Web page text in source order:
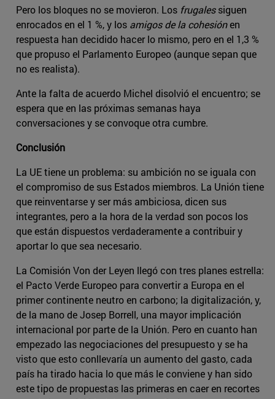
Pero los bloques no se movieron. Los frugalessiguen
enrocados en el 1 %, y los amigos de la cohesiónen
respuesta han decidido hacer lo mismo, pero en el 1,3 %
que propuso el Parlamento Europeo (aunque sepan que
no es realista).
Ante la falta de acuerdo Michel disolvió el encuentro; se
espera que en las próximas semanas haya
conversaciones y se convoque otra cumbre.
Conclusión
La UE tiene un problema: su ambición no se iguala con
el compromiso de sus Estados miembros. La Unión tiene
que reinventarse y ser más ambiciosa, dicen sus
integrantes, pero a la hora de la verdad son pocos los
que están dispuestos verdaderamente a contribuir y
aportar lo que sea necesario.
La Comisión Von der Leyen llegó con tres planes estrella:
el Pacto Verde Europeo para convertir a Europa en el
primer continente neutro en carbono; la digitalización, y,
de la mano de Josep Borrell, una mayor implicación
internacional por parte de la Unión. Pero en cuanto han
empezado las negociaciones del presupuesto y se ha
visto que esto conllevaría un aumento del gasto, cada
país ha tirado hacia lo que más le conviene y han sido
este tipo de propuestas las primeras en caer en recortes